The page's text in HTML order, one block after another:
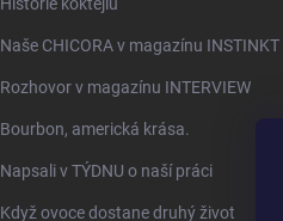
Naše CHICORA v magazínu INSTINKT
Rozhovor v magazínu INTERVIEW
Bourbon, americká krása.
Napsali v TÝDNU o naší práci
Když ovoce dostane druhý život